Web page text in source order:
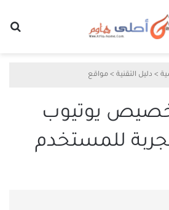
> دليل التقنية > مواقع
يوتيوب
للمستخدم